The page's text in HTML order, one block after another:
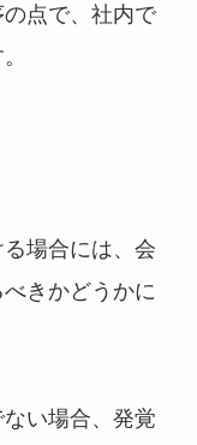
の点で、社内で
場合には、会
きかどうかに
ない場合、発覚